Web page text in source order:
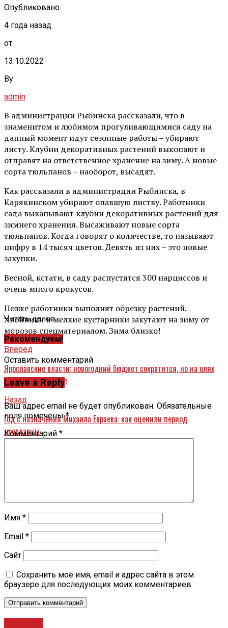
Опубликовано:
4 года назад
от
13.10.2022
By
admin
В администрации Рыбинска рассказали, что в
знаменитом и любимом прогуливающимися саду на
данный момент идут сезонные работы – убирают
листу. Клубни декоративных растений выкопают и
отправят на ответственное хранение на зиму. А новые
сорта тюльпанов – наоборот, высадят.
Как рассказали в администрации Рыбинска, в
Карякинском убирают опавшую листву. Работники
сада выкапывают клубни декоративных растений для
зимнего хранения. Высаживают новые сорта
тюльпанов. Когда говорят о количестве, то называют
цифру в 14 тысяч цветов. Девять из них – это новые
закупки.
Весной, кстати, в саду распустятся 300 нарциссов и
очень много крокусов.
Позже работники выполнят обрезку растений.
Хвойники и мелкие кустарники закутают на зиму от
морозов спецматериалом. Зима близко!
Вперед
Ярославские власти: новогодний бюджет сократится, но на елях
экономить не будут
Назад
Год с назначения Михаила Евраева: как оценили период
ярославцы
Читать далее ...
Рекомендуем!
Оставить комментарий
Leave a Reply
Ваш адрес email не будет опубликован. Обязательные
поля помечены*
Комментарий *
Имя *
Email *
Сайт
Сохранить моё имя, email и адрес сайта в этом
браузере для последующих моих комментариев.